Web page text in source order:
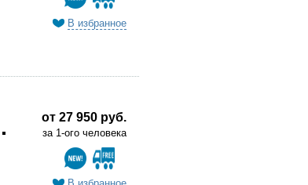
В избранное
от 27 950 руб.
за 1-ого человека